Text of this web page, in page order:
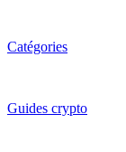
Catégories
Guides crypto